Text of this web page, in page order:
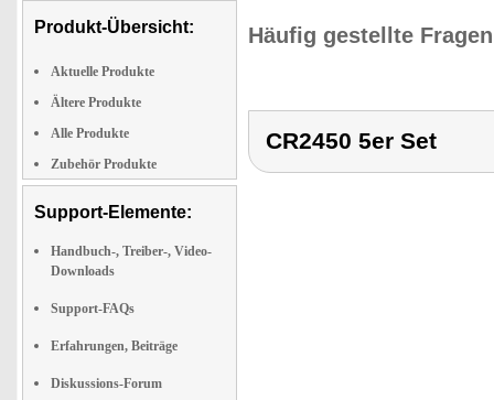
Produkt-Übersicht:
Aktuelle Produkte
Ältere Produkte
Alle Produkte
Zubehör Produkte
Support-Elemente:
Handbuch-, Treiber-, Video-
Downloads
Support-FAQs
Erfahrungen, Beiträge
Diskussions-Forum
Häufig gestellte
CR2450 5er Set